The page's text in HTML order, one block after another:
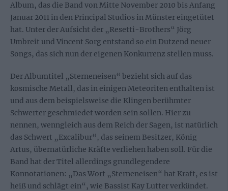
Album, das die Band von Mitte November 2010 bis Anfang
Januar 2011 in den Principal Studios in Münster eingetütet
hat. Unter der Aufsicht der „Resetti-Brothers“ Jörg
Umbreit und Vincent Sorg entstand so ein Dutzend neuer
Songs, das sich nun der eigenen Konkurrenz stellen muss.
Der Albumtitel „Sterneneisen“ bezieht sich auf das
kosmische Metall, das in einigen Meteoriten enthalten ist
und aus dem beispielsweise die Klingen berühmter
Schwerter geschmiedet worden sein sollen. Hier zu
nennen, wenngleich aus dem Reich der Sagen, ist natürlich
das Schwert „Excalibur“, das seinem Besitzer, König
Artus, übernatürliche Kräfte verliehen haben soll. Für die
Band hat der Titel allerdings grundlegendere
Konnotationen: „Das Wort „Sterneneisen“ hat Kraft, es ist
heiß und schlägt ein“, wie Bassist Kay Lutter verkündet.